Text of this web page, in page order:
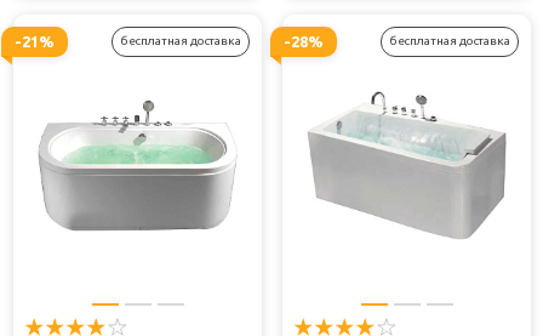
-21% бесплатная доставка -28% бесплатная доставка